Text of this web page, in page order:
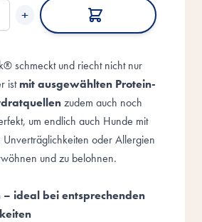
+
schmeckt und riecht nicht nur
istmit ausgewählten Protein-
zudem auch noch
um endlich auch Hunde mit
oder Allergien
und zu belohnen.
ideal bei entsprechenden